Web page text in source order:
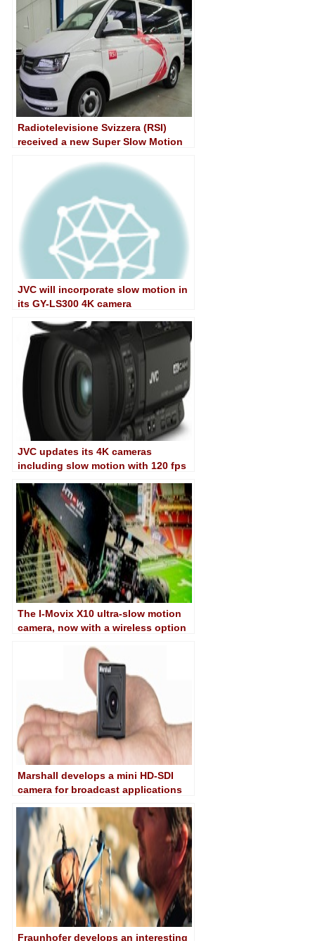
Radiotelevisione Svizzera (RSI)
received a new Super Slow Motion
JVC will incorporate slow motion in
its GY-LS300 4K camera
JVC updates its 4K cameras
including slow motion with 120 fps
The I-Movix X10 ultra-slow motion
camera, now with a wireless option
Marshall develops a mini HD-SDI
camera for broadcast applications
Fraunhofer develops an interesting